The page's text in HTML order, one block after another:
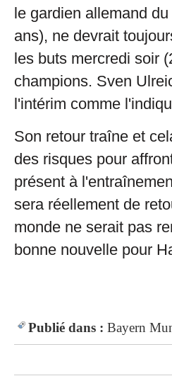
le gardien allemand
ans), ne devrait
les buts mercredi soir
champions. Sven
l'intérim comme
Son retour traîne et
des risques pour
présent à
sera réellement de
monde ne serait pas
bonne nouvelle pour
Publié dans : Bayern